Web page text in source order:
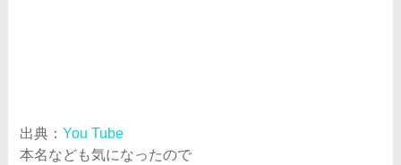
出典：You Tube
本名なども気になったので